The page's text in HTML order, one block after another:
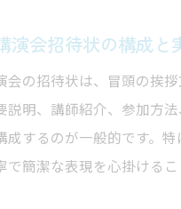
演会招待状の構成と
会の招待状は、冒頭の挨拶
説明、講師紹介、参加方
成するのが一般的です。
で簡潔な表現を心掛ける